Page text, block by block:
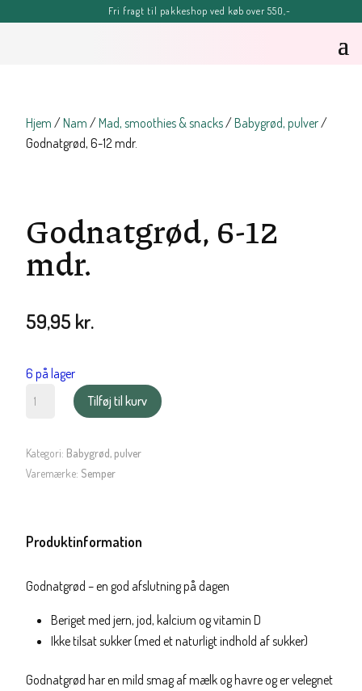
Fri fragt til pakkeshop ved køb over 550,-
Hjem /Nam /Mad, smoothies & snacks/Babygrød, pulver/
Godnatgrød, 6-12 mdr.
Godnatgrød, 6-12
mdr.
59,95 kr.
6 på lager
Godnatgrød,
mdr.
antal
Tilføj til kurv
Kategori: Babygrød, pulver
Varemærke: Semper
Produktinformation
Godnatgrød – en god afslutning på dagen
Beriget med jern, jod, kalcium og vitamin D
Ikke tilsat sukker (med et naturligt indhold af sukker)
Godnatgrød har en mild smag af mælk og havre og er velegnet
FERIE-MELDING